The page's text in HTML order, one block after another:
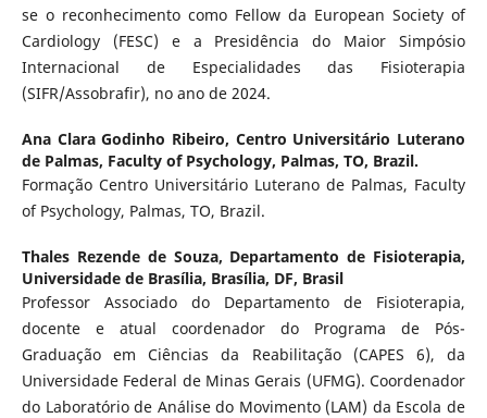
se o reconhecimento como Fellow da European Society of
Cardiology (FESC) e a Presidência do Maior Simpósio
Internacional de Especialidades das Fisioterapia
(SIFR/Assobrafir), no ano de 2024.
Ana Clara Godinho Ribeiro, Centro Universitário Luterano
de Palmas, Faculty of Psychology, Palmas, TO, Brazil.
Formação Centro Universitário Luterano de Palmas, Faculty
of Psychology, Palmas, TO, Brazil.
Thales Rezende de Souza, Departamento de Fisioterapia,
Universidade de Brasília, Brasília, DF, Brasil
Professor Associado do Departamento de Fisioterapia,
docente e atual coordenador do Programa de Pós-
Graduação em Ciências da Reabilitação (CAPES 6), da
Universidade Federal de Minas Gerais (UFMG). Coordenador
do Laboratório de Análise do Movimento (LAM) da Escola de